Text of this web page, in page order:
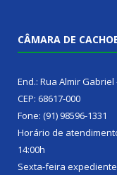
CÂMARA DE
End.: Rua Almir Gabriel
CEP: 68617-000
Fone: (91) 98596-1331
Horário de
14:00h
Sexta-feira